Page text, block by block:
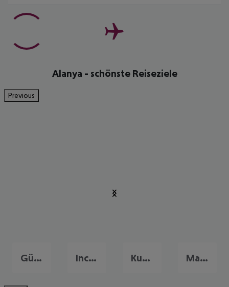
Alanya - schönste Reiseziele
Previous
Gündogdu Incekum Kumköy Manavgat